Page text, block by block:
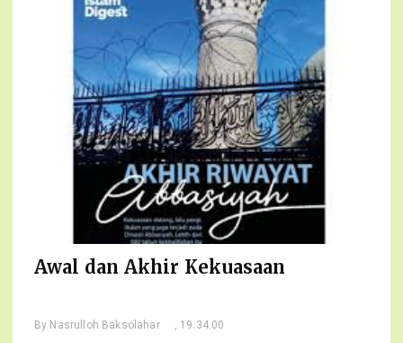
Awal dan Akhir Kekuasaan
By Nasrulloh Baksolahar , 19.34.00